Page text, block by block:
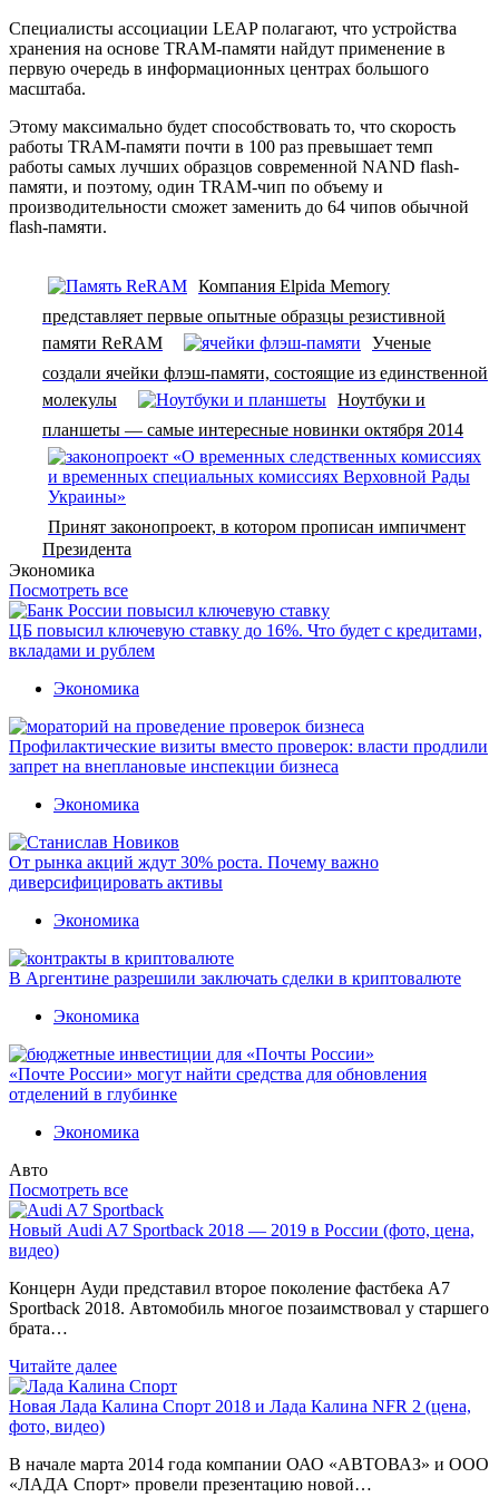
Специалисты ассоциации LEAP полагают, что устройства
хранения на основе TRAM-памяти найдут применение в
первую очередь в информационных центрах большого
масштаба.
Этому максимально будет способствовать то, что скорость
работы TRAM-памяти почти в 100 раз превышает темп
работы самых лучших образцов современной NAND flash-
памяти, и поэтому, один TRAM-чип по объему и
производительности сможет заменить до 64 чипов обычной
flash-памяти.
Компания Elpida Memory
представляет первые опытные образцы резистивной
памяти ReRAM
Ученые
создали ячейки флэш-памяти, состоящие из единственной
молекулы
Ноутбуки и
планшеты — самые интересные новинки октября 2014
Принят законопроект, в котором прописан импичмент
Президента
Экономика
Посмотреть все
ЦБ повысил ключевую ставку до 16%. Что будет с кредитами,
вкладами и рублем
Экономика
Профилактические визиты вместо проверок: власти продлили
запрет на внеплановые инспекции бизнеса
Экономика
От рынка акций ждут 30% роста. Почему важно
диверсифицировать активы
Экономика
В Аргентине разрешили заключать сделки в криптовалюте
Экономика
«Почте России» могут найти средства для обновления
отделений в глубинке
Экономика
Авто
Посмотреть все
Новый Audi A7 Sportback 2018 — 2019 в России (фото, цена,
видео)
Концерн Ауди представил второе поколение фастбека A7
Sportback 2018. Автомобиль многое позаимствовал у старшего
брата…
Читайте далее
Новая Лада Калина Спорт 2018 и Лада Калина NFR 2 (цена,
фото, видео)
В начале марта 2014 года компании ОАО «АВТОВАЗ» и ООО
«ЛАДА Спорт» провели презентацию новой…